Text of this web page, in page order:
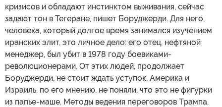
кризисов и обладают инстинктом выживания, сейчас
задают тон в Тегеране, пишет Боруджерди. Для него,
человека, который долгое время занимался изучением
иранских элит, это личное дело: его отец, нефтяной
менеджер, был убит в 1978 году боевиками-
революционерами. От этих людей, продолжает
Боруджерди, не стоит ждать уступок. Америка и
Израиль, по его мнению, не поняли, что это не фигурки
из папье-маше. Методы ведения переговоров Трампа,